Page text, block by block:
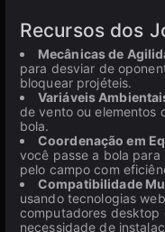
Recursos dos
Mecânicas de
para desviar de
bloquear projéteis.
Variáveis
de vento ou elementos
bola.
Coordenação em
você passe a bola
pelo campo com
Compatibilidade
usando tecnologias
computadores desktop
necessidade de